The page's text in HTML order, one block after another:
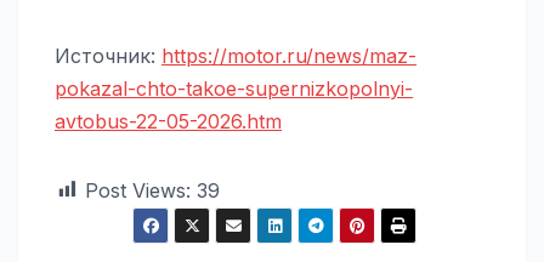
Источник: https://motor.ru/news/maz-
pokazal-chto-takoe-supernizkopolnyi-
avtobus-22-05-2026.htm
Post Views: 39